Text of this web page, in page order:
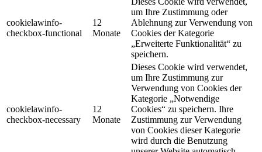
cookielawinfo-
checkbox-functional
12
Monate
um Ihre Zustimmung oder
Ablehnung zur Verwendung von
Cookies der Kategorie
„Erweiterte Funktionalität“ zu
speichern.
cookielawinfo-
checkbox-necessary
12
Monate
Dieses Cookie wird verwendet,
um Ihre Zustimmung zur
Verwendung von Cookies der
Kategorie „Notwendige
Cookies“ zu speichern. Ihre
Zustimmung zur Verwendung
von Cookies dieser Kategorie
wird durch die Benutzung